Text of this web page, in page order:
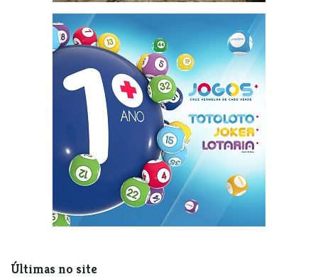
Últimas no site